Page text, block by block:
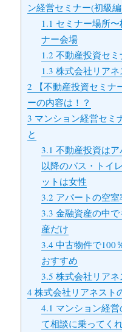
ン経営セミナー(初級
1.1 セミナー場所
ナー会場
1.2 不動産投資セ
1.3 株式会社リア
2 【不動産投資セミ
ーの内容は！？
3 マンション経営セミ
と
3.1 不動産投資は
以降のバス・トイ
ットは女性
3.2 アパートの空
3.3 金融資産の中
産だけ
3.4 中古物件で100
おすすめ
3.5 株式会社リア
4 株式会社リアネスト
4.1 マンション経
て相談に乗ってく